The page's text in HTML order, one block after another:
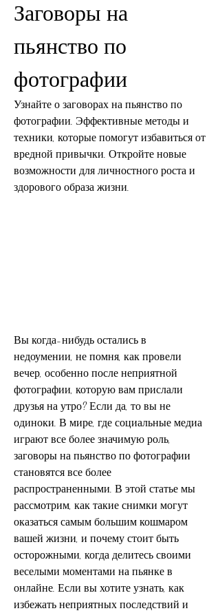
Заговоры на
пьянство по
фотографии
Узнайте о заговорах на пьянство по
фотографии. Эффективные методы и
техники, которые помогут избавиться от
вредной привычки. Откройте новые
возможности для личностного роста и
здорового образа жизни.
Вы когда-нибудь остались в
недоумении, не помня, как провели
вечер, особенно после неприятной
фотографии, которую вам прислали
друзья на утро? Если да, то вы не
одиноки. В мире, где социальные медиа
играют все более значимую роль,
заговоры на пьянство по фотографии
становятся все более
распространенными. В этой статье мы
рассмотрим, как такие снимки могут
оказаться самым большим кошмаром
вашей жизни, и почему стоит быть
осторожными, когда делитесь своими
веселыми моментами на пьянке в
онлайне. Если вы хотите узнать, как
избежать неприятных последствий и